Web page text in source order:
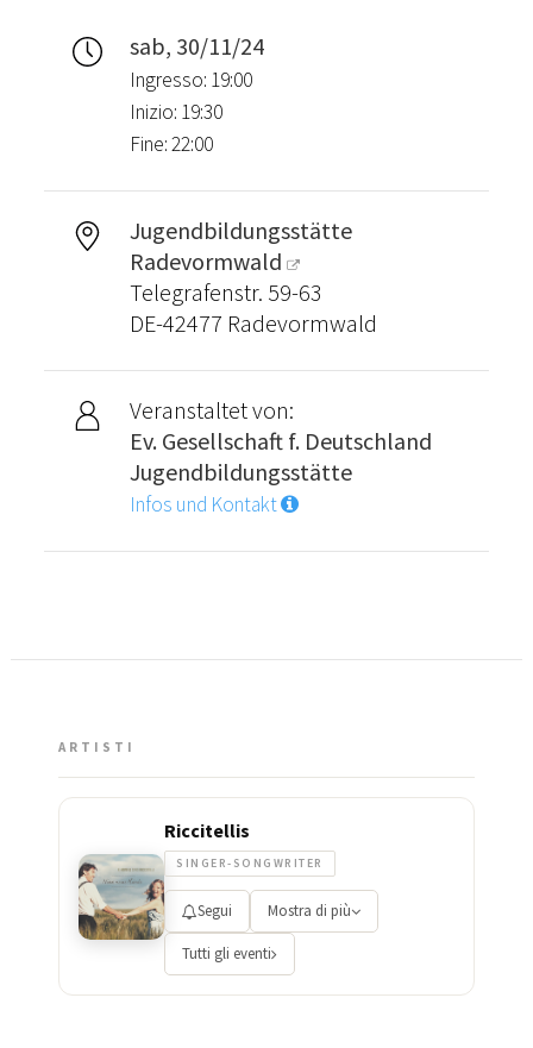
sab, 30/11/24
Ingresso: 19:00
Inizio: 19:30
Fine: 22:00
Jugendbildungsstätte
Radevormwald
Telegrafenstr. 59-63
DE-42477 Radevormwald
Veranstaltet von:
Ev. Gesellschaft f. Deutschland
Jugendbildungsstätte
Infos und Kontakt
ARTISTI
Riccitellis
SINGER-SONGWRITER
Segui Mostra di più
Tutti gli eventi